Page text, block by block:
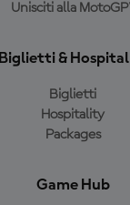
Unisciti alla
Biglietti &
Biglietti
Hospitality
Packages
Game Hub